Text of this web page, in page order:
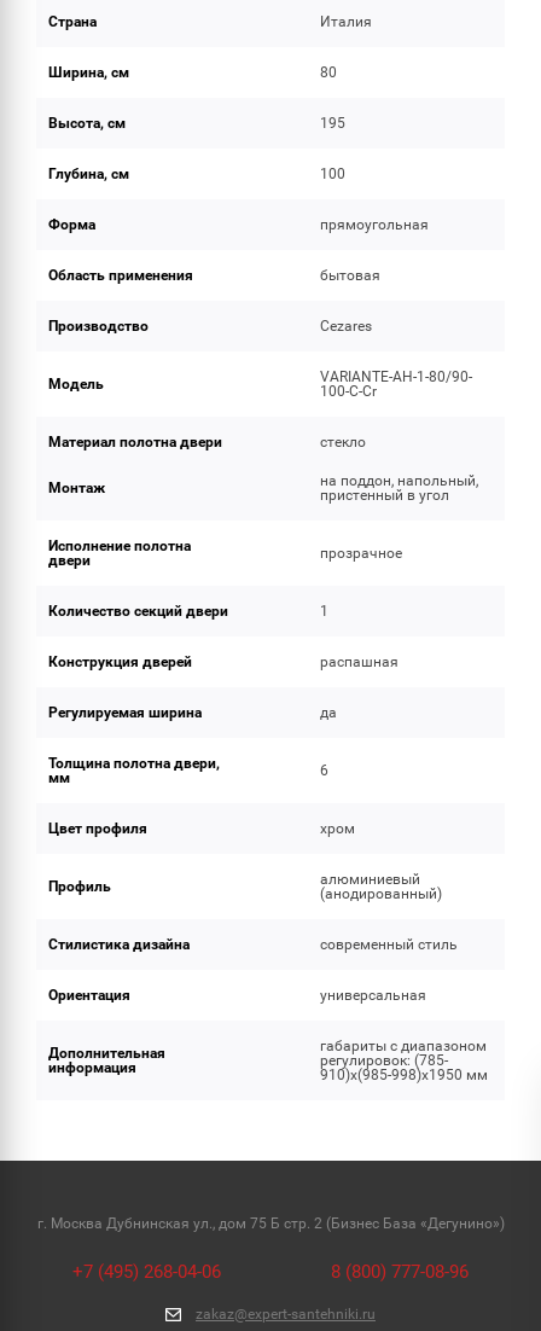
Страна Италия
Ширина, см 80
Высота, см 195
Глубина, см 100
Форма прямоугольная
Область применения бытовая
Производство Cezares
Модель
VARIANTE-AH-1-80/90-
100-C-Cr
Материал полотна двери стекло
Монтаж
на поддон, напольный,
пристенный в угол
Исполнение полотна
двери
прозрачное
Количество секций двери 1
Конструкция дверей распашная
Регулируемая ширина да
Толщина полотна двери,
мм
6
Цвет профиля хром
Профиль
алюминиевый
(анодированный)
Стилистика дизайна современный стиль
Ориентация универсальная
Дополнительная
информация
габариты с диапазоном
регулировок: (785-
910)x(985-998)x1950 мм
г. Москва Дубнинская ул., дом 75 Б стр. 2 (Бизнес База «Дегунино»)
+7 (495) 268-04-06 8 (800) 777-08-96
zakaz@expert-santehniki.ru